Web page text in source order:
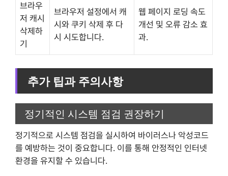
브라우
저 캐시
삭제하
기
브라우저 설정에서 캐
시와 쿠키 삭제 후 다
시 시도합니다.
웹 페이지 로딩 속도
개선 및 오류 감소 효
과.
추가 팁과 주의사항
정기적인 시스템 점검 권장하기
정기적으로 시스템 점검을 실시하여 바이러스나 악성코드
를 예방하는 것이 중요합니다. 이를 통해 안정적인 인터넷
환경을 유지할 수 있습니다.